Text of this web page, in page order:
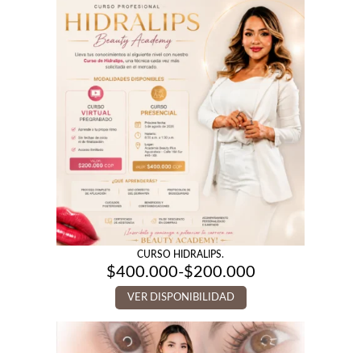
CURSO HIDRALIPS.
$200.000
-
$400.000
Rango
de
precios:
desde
$200.000
hasta
$400.000
VER DISPONIBILIDAD